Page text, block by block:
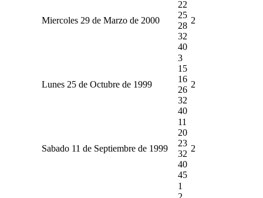
Miercoles 29 de Marzo de 2000
22
25
28
32
40
2
Lunes 25 de Octubre de 1999
3
15
16
26
32
40
2
Sabado 11 de Septiembre de 1999
11
20
23
32
40
45
2
1